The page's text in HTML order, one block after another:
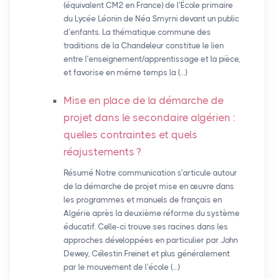
(équivalent CM2 en France) de l’École primaire
du Lycée Léonin de Néa Smyrni devant un public
d’enfants. La thématique commune des
traditions de la Chandeleur constitue le lien
entre l’enseignement/apprentissage et la pièce,
et favorise en même temps la (…)
Mise en place de la démarche de
projet dans le secondaire algérien :
quelles contraintes et quels
réajustements ?
Résumé Notre communication s’articule autour
de la démarche de projet mise en œuvre dans
les programmes et manuels de français en
Algérie après la deuxième réforme du système
éducatif. Celle-ci trouve ses racines dans les
approches développées en particulier par John
Dewey, Célestin Freinet et plus généralement
par le mouvement de l’école (…)